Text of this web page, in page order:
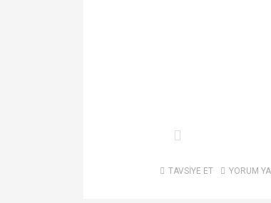
TAVSİYE ET YORUM